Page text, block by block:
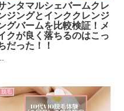
ンタマルシェバームクレ
ジングとインククレンジ
グバームを比較検証！メ
クが良く落ちるのはこっ
だった！！
脱毛